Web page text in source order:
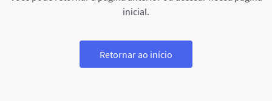
inicial.
Retornar ao início